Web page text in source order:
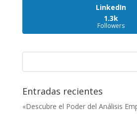
LinkedIn
1.3k
Followers
Entradas recientes
«Descubre el Poder del Análisis